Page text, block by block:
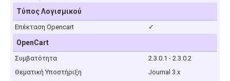
Τύπος Λογισμικού
Επέκταση Opencart ✓
OpenCart
Συμβατότητα
2.3.0.1 - 2.3.0.2
Θεματική Υποστήριξη
Journal 3.x